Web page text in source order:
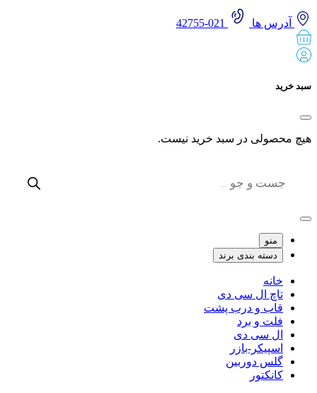
آدرس ها
خرید
محصولی در سبد خرید نیست.
منو
دسته بندی برند
خانه
تاچ ال سی دی
قاب و درب پشت
فلت و برد
ال سی دی
اسپیکر-بازر
گلس دوربین
کانکتور